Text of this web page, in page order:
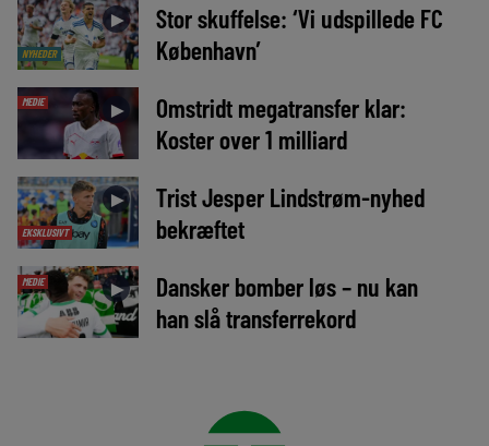
NYHEDER
►
Stor skuffelse: ‘Vi udspillede FC
København’
MEDIE ►
Omstridt megatransfer klar:
Koster over 1 milliard
EKSKLUSIVT
►
Trist Jesper Lindstrøm-nyhed
bekræftet
MEDIE ►
Dansker bomber løs – nu kan
han slå transferrekord